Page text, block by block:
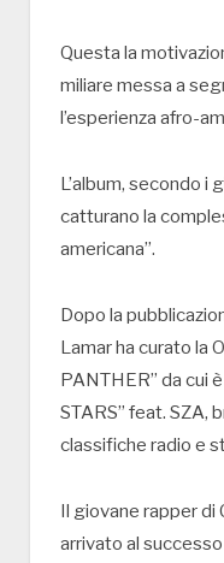
Questa la
miliare messa a
l’esperienza afro-
L’album, secondo i
catturano la
americana”.
Dopo la
Lamar ha curato la
PANTHER” da cui
STARS” feat. SZA,
classifiche radio e
Il giovane rapper di
arrivato al